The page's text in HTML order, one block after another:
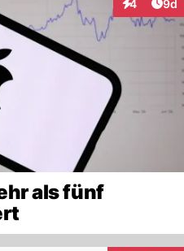
4 9d
als fünf